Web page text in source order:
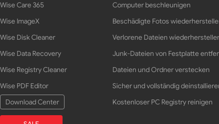
Wise Care 365
Wise ImageX
Wise Disk Cleaner
Wise Data Recovery
Wise Registry Cleaner
Wise PDF Editor
Download Center
Computer beschleunigen
Beschädigte Fotos
Verlorene Dateien
Junk-Dateien von Festplatte
Dateien und Ordner verstecken
Sicher und vollständig
Kostenloser PC Registry reinigen